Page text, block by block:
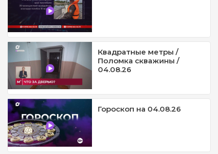
Квадратные метры /
Поломка скважины /
04.08.26
Гороскоп на 04.08.26